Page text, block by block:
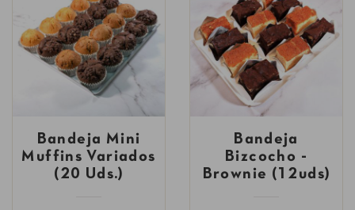
Bandeja Mini
Muffins Variados
(20 Uds.)
Bandeja
Bizcocho -
Brownie (12uds)